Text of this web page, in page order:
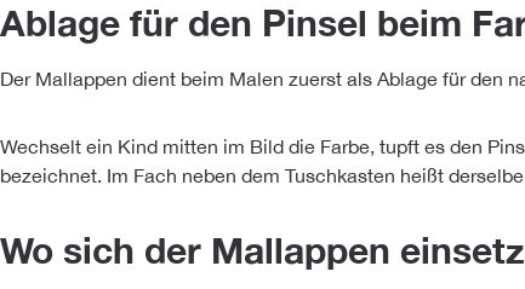
Ablage für den Pinsel beim
Der Mallappen dient beim Malen zuerst als Ablage für den
Wechselt ein Kind mitten im Bild die Farbe, tupft es den
bezeichnet. Im Fach neben dem Tuschkasten heißt
Wo sich der Mallappen